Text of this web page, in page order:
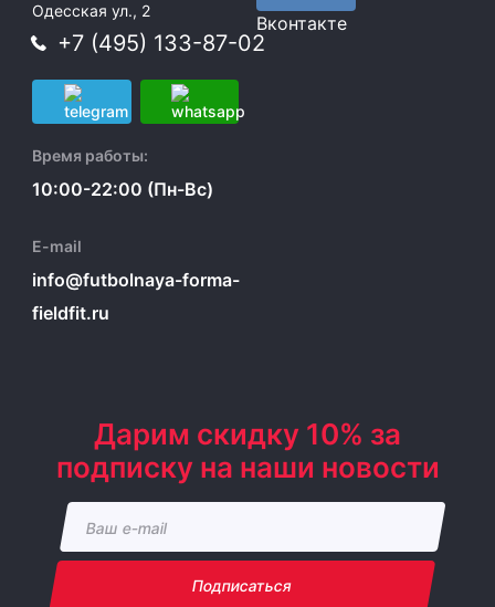
Одесская ул., 2
+7 (495) 133-87-02
Время работы:
10:00-22:00 (Пн-Вс)
E-mail
info@futbolnaya-forma-
fieldfit.ru
Вконтакте
Дарим скидку 10% за
подписку на наши новости
Подписаться